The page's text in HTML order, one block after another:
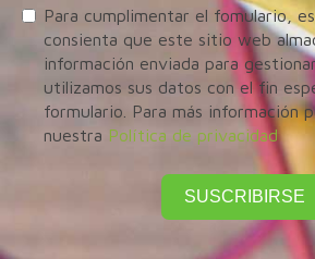
Para cumplimentar el fomulario,
consienta que este sitio web
información enviada para
utilizamos sus datos con el fin
formulario. Para más información
nuestra Política de privacidad
SUSCRIBIRSE